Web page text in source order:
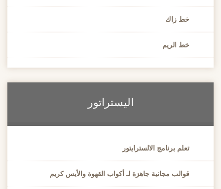
خط زاك
خط الريم
اليستراتور
تعلم برنامج الالسترايتور
قوالب مجانية جاهزة لـ أكواب القهوة والأيس كريم